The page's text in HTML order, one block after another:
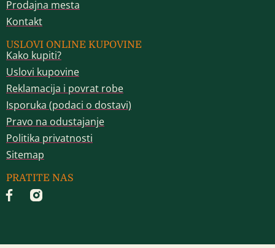
Prodajna mesta
Kontakt
USLOVI ONLINE KUPOVINE
Kako kupiti?
Uslovi kupovine
Reklamacija i povrat robe
Isporuka (podaci o dostavi)
Pravo na odustajanje
Politika privatnosti
Sitemap
PRATITE NAS